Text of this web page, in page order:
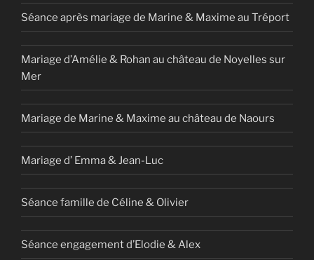
Séance après mariage de Marine & Maxime au Tréport
Mariage d’Amélie & Rohan au château de Noyelles sur
Mer
Mariage de Marine & Maxime au château de Naours
Mariage d’ Emma & Jean-Luc
Séance famille de Céline & Olivier
Séance engagement d’Elodie & Alex